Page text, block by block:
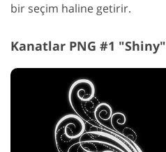
bir seçim haline getirir.
Kanatlar PNG #1 "Shiny"